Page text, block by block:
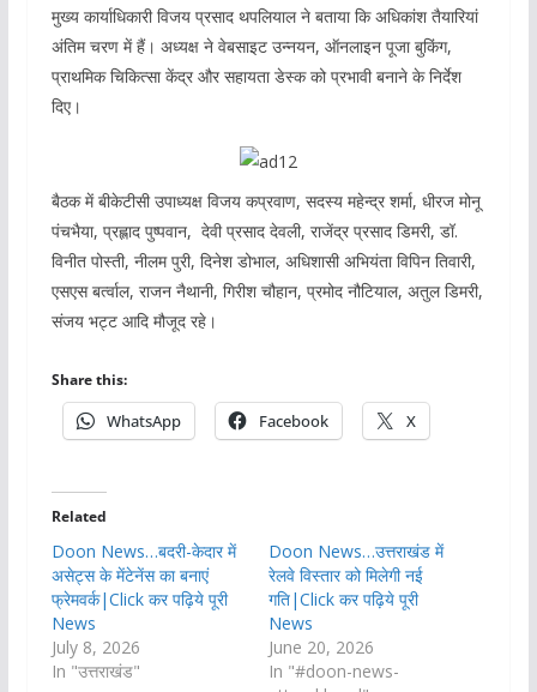
मुख्य कार्याधिकारी विजय प्रसाद थपलियाल ने बताया कि अधिकांश तैयारियां
अंतिम चरण में हैं। अध्यक्ष ने वेबसाइट उन्नयन, ऑनलाइन पूजा बुकिंग,
प्राथमिक चिकित्सा केंद्र और सहायता डेस्क को प्रभावी बनाने के निर्देश
दिए।
बैठक में बीकेटीसी उपाध्यक्ष विजय कप्रवाण, सदस्य महेन्द्र शर्मा, धीरज मोनू
पंचभैया, प्रह्लाद पुष्पवान, देवी प्रसाद देवली, राजेंद्र प्रसाद डिमरी, डॉ.
विनीत पोस्ती, नीलम पुरी, दिनेश डोभाल, अधिशासी अभियंता विपिन तिवारी,
एसएस बर्त्वाल, राजन नैथानी, गिरीश चौहान, प्रमोद नौटियाल, अतुल डिमरी,
संजय भट्ट आदि मौजूद रहे।
Share this:
WhatsApp Facebook X
Related
Doon News…बदरी-केदार में
असेट्स के मेंटेनेंस का बनाएं
फ्रेमवर्क|Click कर पढ़िये पूरी
News
July 8, 2026
In "उत्तराखंड"
Doon News…उत्तराखंड में
रेलवे विस्तार को मिलेगी नई
गति|Click कर पढ़िये पूरी
News
June 20, 2026
In "#doon-news-